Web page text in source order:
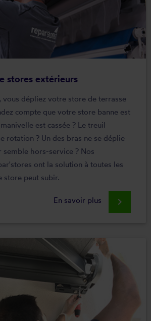
stores extérieurs
vous dépliez votre store de terrasse
compte que votre store banne est
est cassée ? Le treuil
rotation ? Un des bras ne se déplie
semble hors-service ? Nos
ont la solution à toutes les
store peut subir.
En savoir plus keyboard_arrow_right